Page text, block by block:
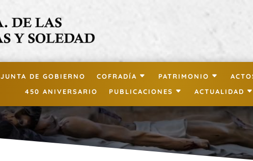
JUNTA DE GOBIERNO COFRADÍA PATRIMONIO
450 ANIVERSARIO
PUBLICACIONES ACTUALIDAD